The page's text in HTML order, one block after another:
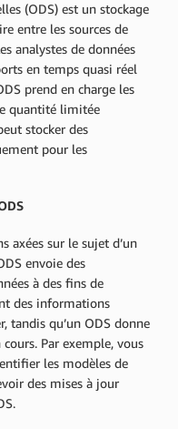
(ODS) est un stockage
entre les sources de
analystes de données
en temps quasi réel
prend en charge les
quantité limitée
stocker des
pour les
axées sur le sujet d’un
envoie des
à des fins de
des informations
tandis qu’un ODS donne
Par exemple, vous
les modèles de
des mises à jour